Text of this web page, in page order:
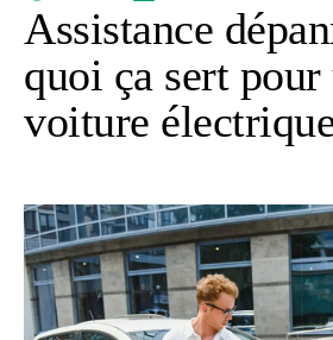
Assistance
quoi ça sert pour
voiture